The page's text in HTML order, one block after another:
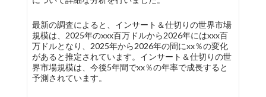
最新の調査によると、インサート＆仕切りの世界市場
規模は、2025年のxxx百万ドルから2026年にはxxx百
万ドルとなり、2025年から2026年の間にxx％の変化
があると推定されています。インサート＆仕切りの世
界市場規模は、今後5年間でxx％の年率で成長すると
予測されています。